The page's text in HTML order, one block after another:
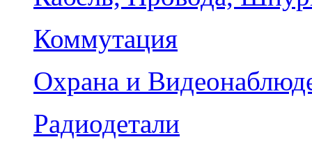
Коммутация
Охрана и
Радиодетали